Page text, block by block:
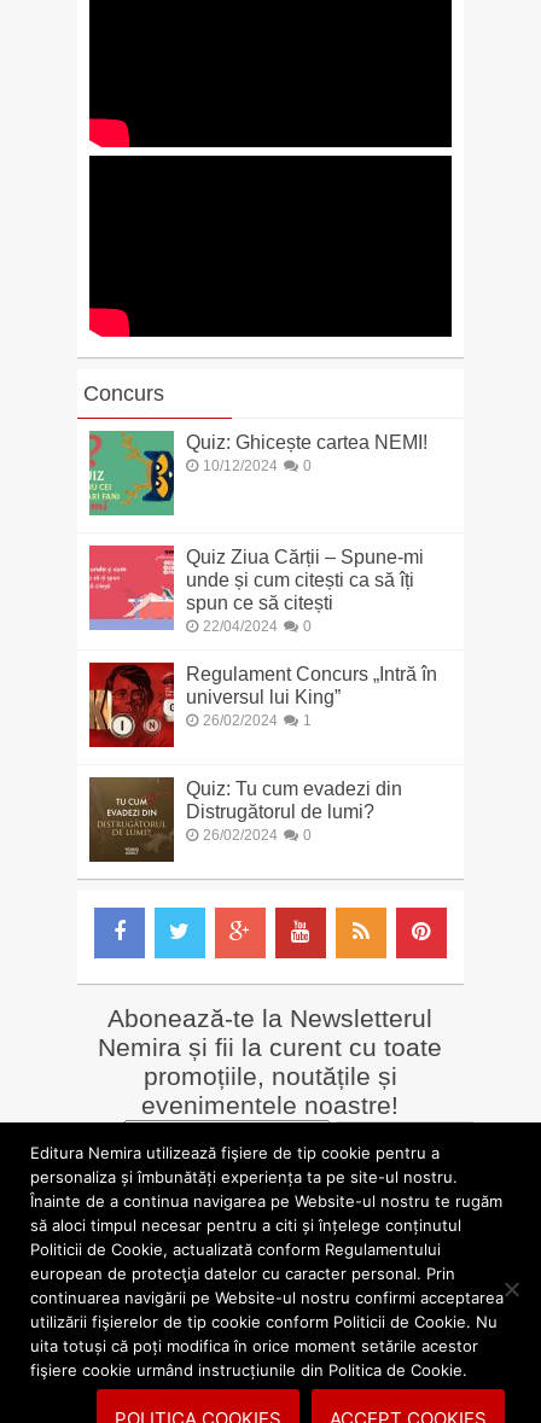
Concurs
Quiz: Ghicește cartea NEMI!
10/12/2024 0
Quiz Ziua Cărții – Spune-mi
unde și cum citești ca să îți
spun ce să citești
22/04/2024 0
Regulament Concurs „Intră în
universul lui King”
26/02/2024 1
Quiz: Tu cum evadezi din
Distrugătorul de lumi?
26/02/2024 0
Abonează-te la Newsletterul
Nemira și fii la curent cu toate
promoțiile, noutățile și
evenimentele noastre!
LIBRĂRII online
» Librăria Online Nemira
Nemi
Alte siteuri
»Nemira Media
»
Valentin Nicolau
blog.nemira.ro © 2026. Toate drepturile rezervate.
Politica de confidentialitate
Editura Nemira utilizează fişiere de tip cookie pentru a
personaliza și îmbunătăți experiența ta pe site-ul nostru.
Înainte de a continua navigarea pe Website-ul nostru te rugăm
să aloci timpul necesar pentru a citi și înțelege conținutul
Politicii de Cookie, actualizată conform Regulamentului
european de protecţia datelor cu caracter personal. Prin
continuarea navigării pe Website-ul nostru confirmi acceptarea
utilizării fişierelor de tip cookie conform Politicii de Cookie. Nu
uita totuși că poți modifica în orice moment setările acestor
fişiere cookie urmând instrucțiunile din Politica de Cookie.